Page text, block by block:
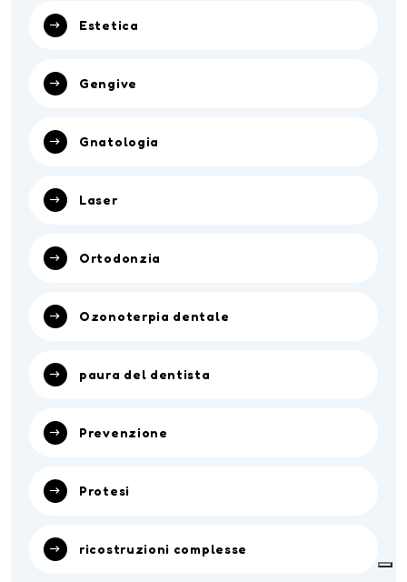
Estetica
Gengive
Gnatologia
Laser
Ortodonzia
Ozonoterpia dentale
paura del dentista
Prevenzione
Protesi
ricostruzioni complesse